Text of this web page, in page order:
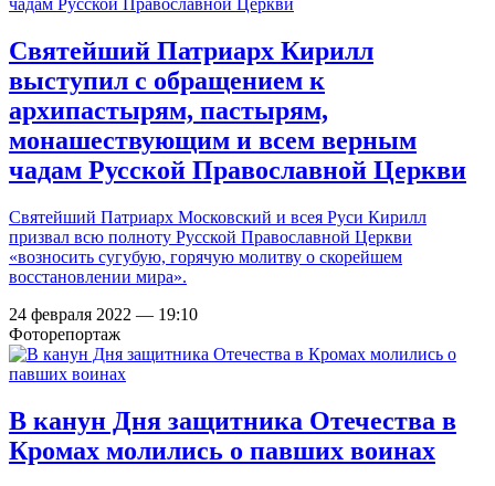
Святейший Патриарх Кирилл
выступил с обращением к
архипастырям, пастырям,
монашествующим и всем верным
чадам Русской Православной Церкви
Святейший Патриарх Московский и всея Руси Кирилл
призвал всю полноту Русской Православной Церкви
«возносить сугубую, горячую молитву о скорейшем
восстановлении мира».
24 февраля 2022 — 19:10
Фоторепортаж
В канун Дня защитника Отечества в
Кромах молились о павших воинах